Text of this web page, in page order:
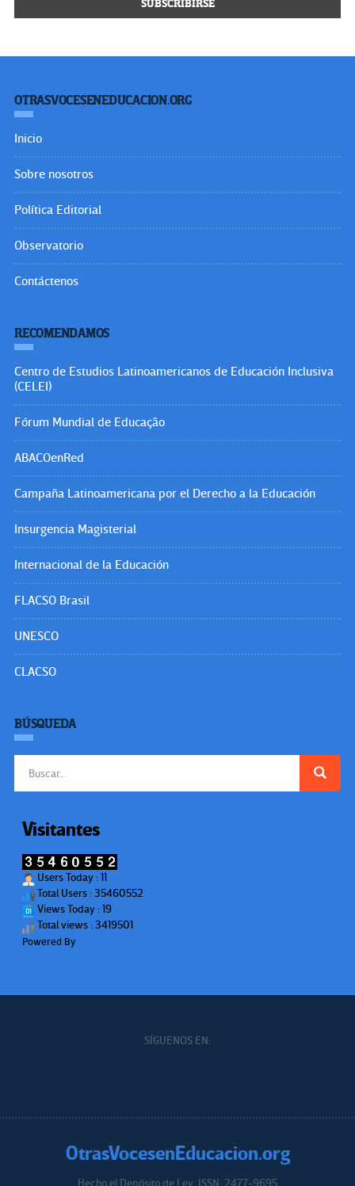
OTRASVOCESENEDUCACION.ORG
Inicio
Sobre nosotros
Política Editorial
Observatorio
Contáctenos
RECOMENDAMOS
Centro de Estudios Latinoamericanos de Educación Inclusiva
(CELEI)
Fórum Mundial de Educação
ABACOenRed
Campaña Latinoamericana por el Derecho a la Educación
Insurgencia Magisterial
Internacional de la Educación
FLACSO Brasil
UNESCO
CLACSO
BÚSQUEDA
Visitantes
Users Today : 11
Total Users : 35460552
Views Today : 19
Total views : 3419501
Powered By
SÍGUENOS EN:
OtrasVocesenEducacion.org
Hecho el Depósito de Ley. ISSN: 2477-9695